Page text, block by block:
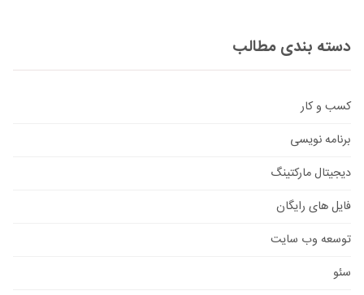
دسته بندی مطالب
کسب و کار
برنامه نویسی
دیجیتال مارکتینگ
فایل های رایگان
توسعه وب سایت
سئو